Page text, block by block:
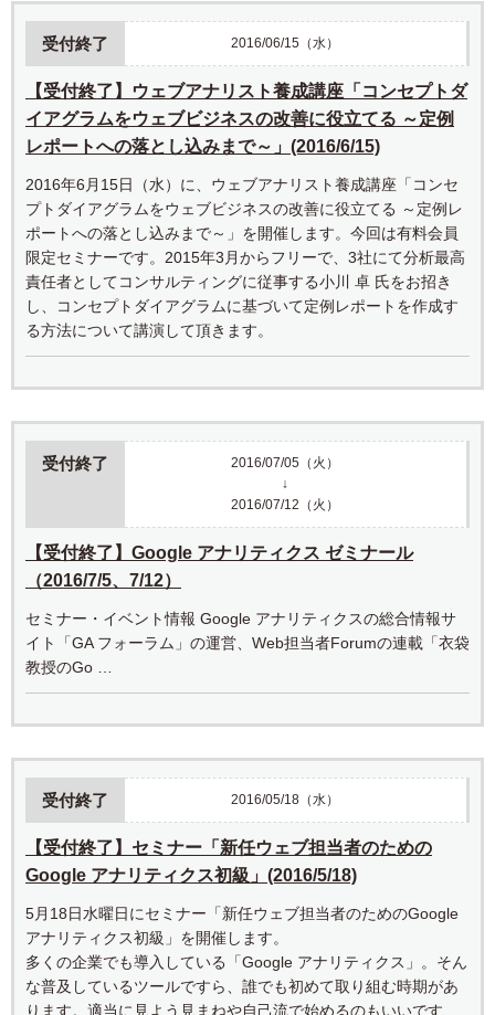
受付終了 2016/06/15（水）
【受付終了】ウェブアナリスト養成講座「コンセプトダ
イアグラムをウェブビジネスの改善に役立てる ～定例
レポートへの落とし込みまで～」(2016/6/15)
2016年6月15日（水）に、ウェブアナリスト養成講座「コンセ
プトダイアグラムをウェブビジネスの改善に役立てる ～定例レ
ポートへの落とし込みまで～」を開催します。今回は有料会員
限定セミナーです。2015年3月からフリーで、3社にて分析最高
責任者としてコンサルティングに従事する小川 卓 氏をお招き
し、コンセプトダイアグラムに基づいて定例レポートを作成す
る方法について講演して頂きます。
受付終了
2016/07/05（火）
↓
2016/07/12（火）
【受付終了】Google アナリティクス ゼミナール
（2016/7/5、7/12）
セミナー・イベント情報 Google アナリティクスの総合情報サ
イト「GA フォーラム」の運営、Web担当者Forumの連載「衣袋
教授のGo …
受付終了 2016/05/18（水）
【受付終了】セミナー「新任ウェブ担当者のための
Google アナリティクス初級」(2016/5/18)
5月18日水曜日にセミナー「新任ウェブ担当者のためのGoogle
アナリティクス初級」を開催します。
多くの企業でも導入している「Google アナリティクス」。そん
な普及しているツールですら、誰でも初めて取り組む時期があ
ります。適当に見よう見まねや自己流で始めるのもいいです